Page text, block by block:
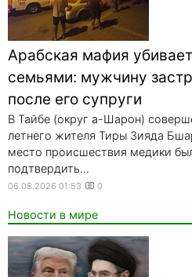
Арабская мафия
семьями: мужчину
после его супруги
В Тайбе (округ а-Шарон)
летнего жителя Тиры Зияда
место происшествия медики
подтвердить...
06.08.2026 01:53 0
Новости в мире